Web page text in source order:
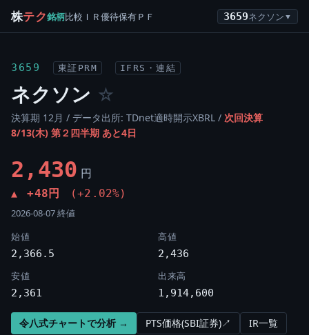
株テク銘柄比較 ＩＲ優待保有ＰＦ 3659ネクソン ▼
3659 東証PRM IFRS・連結
ネクソン ☆
決算期 12月 / データ出所: TDnet適時開示XBRL / 次回決算
8/13(木) 第２四半期 あと4日
2,430 円
▲ +48円 (+2.02%)
2026-08-07 終値
始値
2,366.5
高値
2,436
安値
2,361
出来高
1,914,600
令八式チャートで分析 → PTS価格(SBI証券)↗ IR一覧